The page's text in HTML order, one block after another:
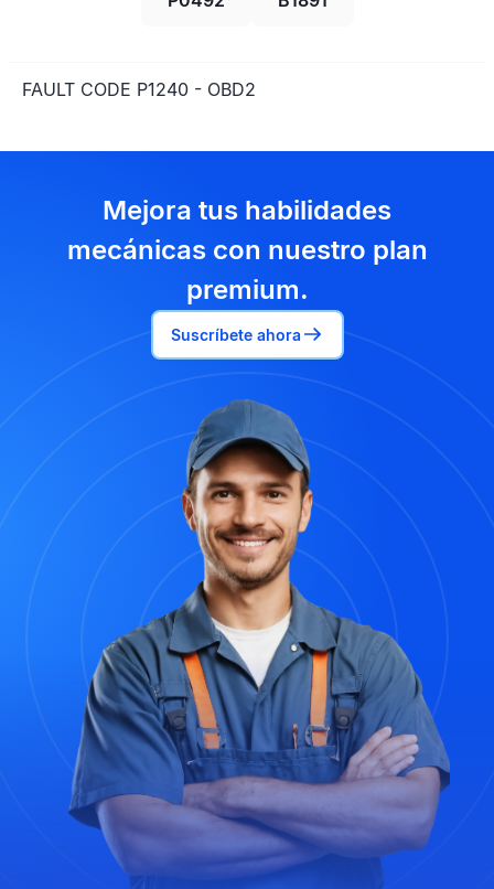
FAULT CODE P1240 - OBD2
Mejora tus habilidades
mecánicas con nuestro plan
premium.
Suscríbete ahora